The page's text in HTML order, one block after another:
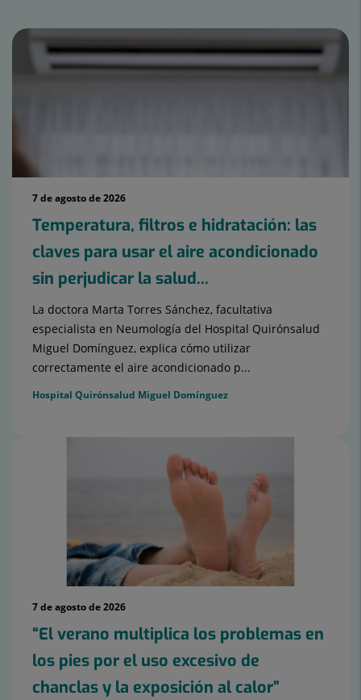
7 de agosto de 2026
Temperatura, filtros e hidratación: las
claves para usar el aire acondicionado
sin perjudicar la salud...
La doctora Marta Torres Sánchez, facultativa
especialista en Neumología del Hospital Quirónsalud
Miguel Domínguez, explica cómo utilizar
correctamente el aire acondicionado p...
Hospital Quirónsalud Miguel Domínguez
7 de agosto de 2026
“El verano multiplica los problemas en
los pies por el uso excesivo de
chanclas y la exposición al calor”